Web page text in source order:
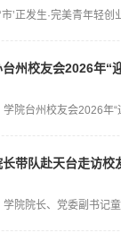
州校友会2026年“
带队赴天台走访校